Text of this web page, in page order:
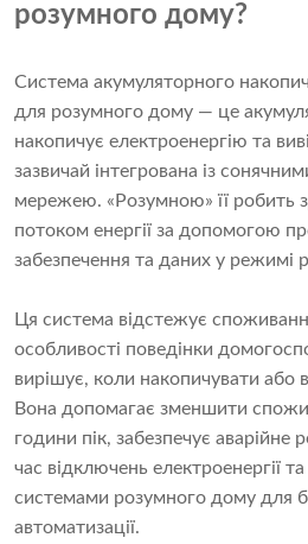
розумного дому?
Система акумуляторного
для розумного дому — це
накопичує електроенергію та
зазвичай інтегрована із
мережею. «Розумною» її робить
потоком енергії за допомогою
забезпечення та даних у режимі
Ця система відстежує
особливості поведінки
вирішує, коли накопичувати або
Вона допомагає зменшити
години пік, забезпечує аварійне
час відключень електроенергії та
системами розумного дому для
автоматизації.